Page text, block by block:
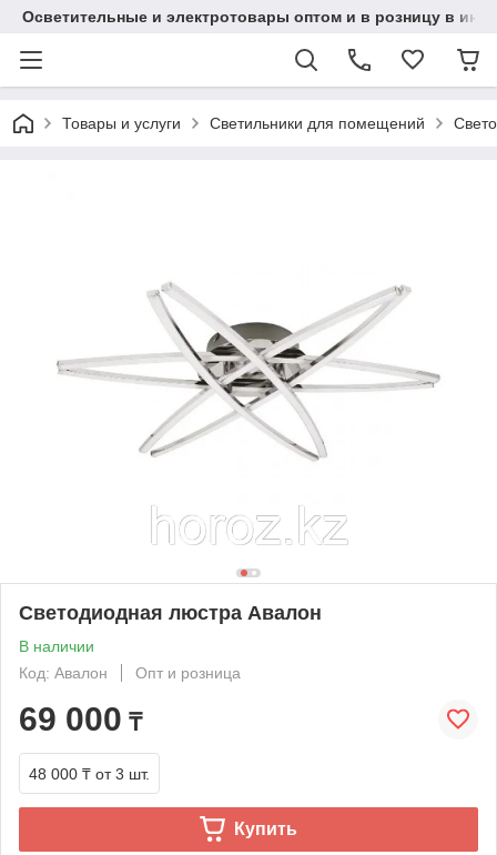
Осветительные и электротовары оптом и в розницу в
Товары и услуги Светильники для помещений
Светодиодная люстра Авалон
В наличии
Код: Авалон
Опт и розница
69 000 ₸
48 000 ₸ от 3 шт.
Купить